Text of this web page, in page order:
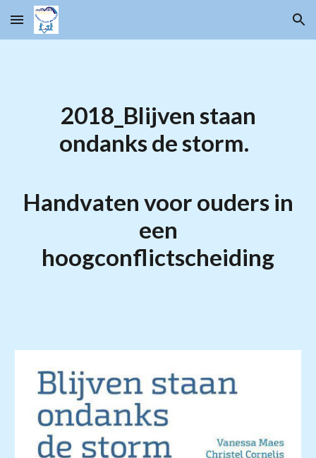
Skip to main content Skip to navigation
2018_ Blijven staan
ondanks de storm.
Handvaten voor ouders in
een
hoogconflictscheiding